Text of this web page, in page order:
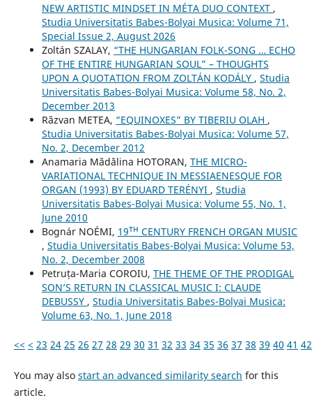
NEW ARTISTIC MINDSET IN MÉTA DUO CONTEXT ,
Studia Universitatis Babes-Bolyai Musica: Volume 71,
Special Issue 2, August 2026
Zoltán SZALAY, “THE HUNGARIAN FOLK-SONG … ECHO
OF THE ENTIRE HUNGARIAN SOUL” – THOUGHTS
UPON A QUOTATION FROM ZOLTÁN KODÁLY , Studia
Universitatis Babes-Bolyai Musica: Volume 58, No. 2,
December 2013
Răzvan METEA, “EQUINOXES” BY TIBERIU OLAH ,
Studia Universitatis Babes-Bolyai Musica: Volume 57,
No. 2, December 2012
Anamaria Mădălina HOTORAN, THE MICRO-
VARIATIONAL TECHNIQUE IN MESSIAENESQUE FOR
ORGAN (1993) BY EDUARD TERÉNYI , Studia
Universitatis Babes-Bolyai Musica: Volume 55, No. 1,
June 2010
Bognár NOÉMI, 19ᵀᴴ CENTURY FRENCH ORGAN MUSIC
, Studia Universitatis Babes-Bolyai Musica: Volume 53,
No. 2, December 2008
Petruța-Maria COROIU, THE THEME OF THE PRODIGAL
SON’S RETURN IN CLASSICAL MUSIC I: CLAUDE
DEBUSSY , Studia Universitatis Babes-Bolyai Musica:
Volume 63, No. 1, June 2018
<< < 23 24 25 26 27 28 29 30 31 32 33 34 35 36 37 38 39 40 41 42
You may also start an advanced similarity search for this
article.